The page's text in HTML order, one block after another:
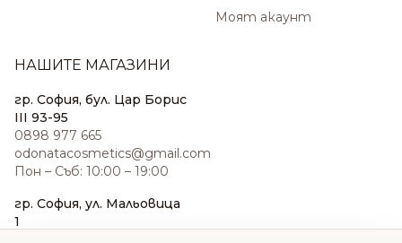
Моят акаунт
НАШИТЕ МАГАЗИНИ
гр. София, бул. Цар Борис
III 93-95
0898 977 665
odonatacosmetics@gmail.com
Пон – Съб: 10:00 – 19:00
гр. София, ул. Мальовица
1